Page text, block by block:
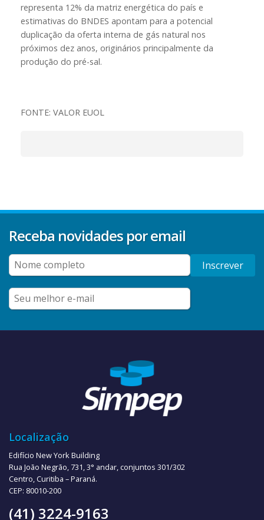
representa 12% da matriz energética do país e
estimativas do BNDES apontam para a potencial
duplicação da oferta interna de gás natural nos
próximos dez anos, originários principalmente da
produção do pré-sal.
FONTE: VALOR EUOL
Receba novidades por email
Inscrever
Localização
Edifício New York Building
Rua João Negrão, 731, 3° andar, conjuntos 301/302
Centro, Curitiba – Paraná.
CEP: 80010-200
(41) 3224-9163